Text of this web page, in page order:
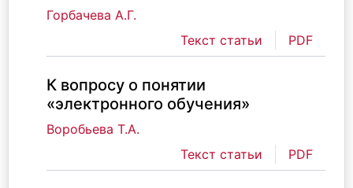
Горбачева А.Г.
Текст статьи
PDF
К вопросу о понятии
«электронного обучения»
Воробьева Т.А.
Текст статьи
PDF